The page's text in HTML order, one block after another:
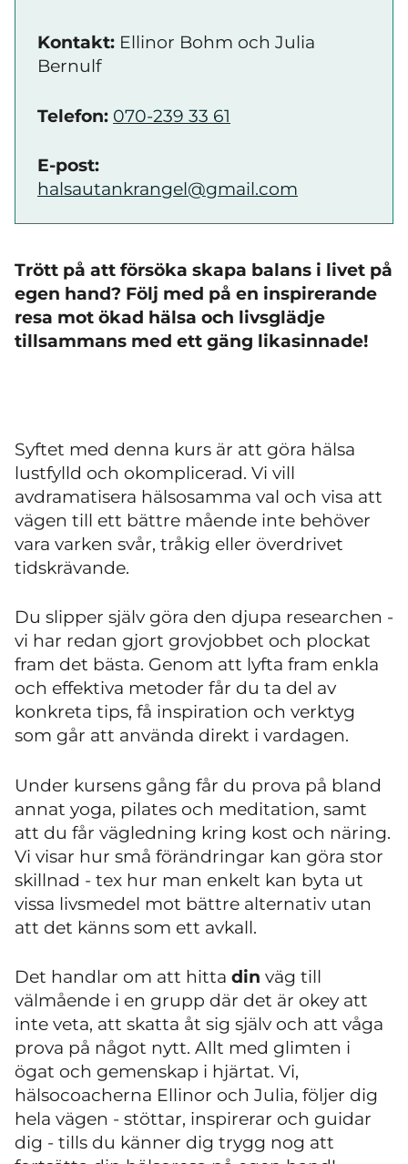
Kontakt: Ellinor Bohm och Julia
Bernulf
Telefon: 070-239 33 61
E-post:
halsautankrangel@gmail.com
Trött på att försöka skapa balans i livet på
egen hand? Följ med på en inspirerande
resa mot ökad hälsa och livsglädje
tillsammans med ett gäng likasinnade!
Syftet med denna kurs är att göra hälsa
lustfylld och okomplicerad. Vi vill
avdramatisera hälsosamma val och visa att
vägen till ett bättre mående inte behöver
vara varken svår, tråkig eller överdrivet
tidskrävande.
Du slipper själv göra den djupa researchen -
vi har redan gjort grovjobbet och plockat
fram det bästa. Genom att lyfta fram enkla
och effektiva metoder får du ta del av
konkreta tips, få inspiration och verktyg
som går att använda direkt i vardagen.
Under kursens gång får du prova på bland
annat yoga, pilates och meditation, samt
att du får vägledning kring kost och näring.
Vi visar hur små förändringar kan göra stor
skillnad - tex hur man enkelt kan byta ut
vissa livsmedel mot bättre alternativ utan
att det känns som ett avkall.
Det handlar om att hitta din väg till
välmående i en grupp där det är okey att
inte veta, att skatta åt sig själv och att våga
prova på något nytt. Allt med glimten i
ögat och gemenskap i hjärtat. Vi,
hälsocoacherna Ellinor och Julia, följer dig
hela vägen - stöttar, inspirerar och guidar
dig - tills du känner dig trygg nog att